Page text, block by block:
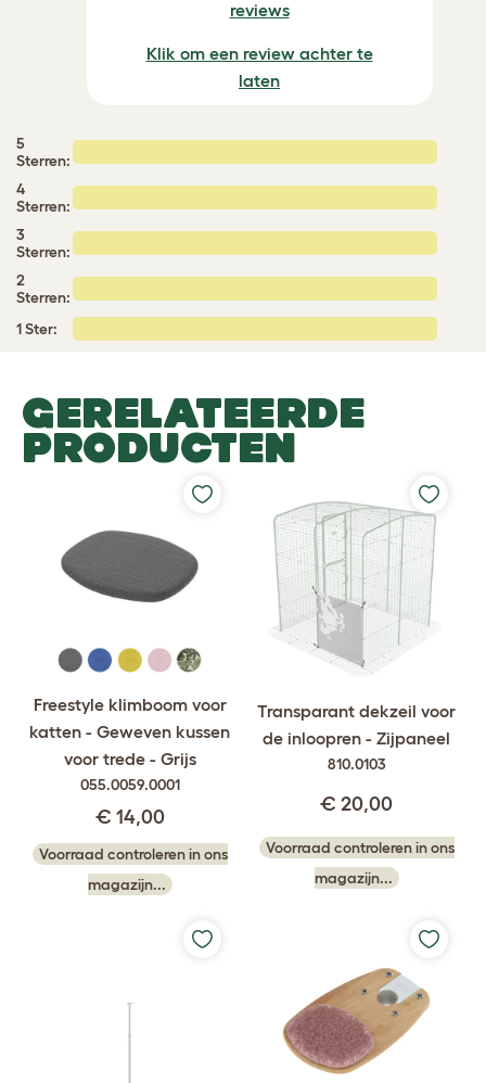
reviews
Klik om een review achter te
laten
5
Sterren:
4
Sterren:
3
Sterren:
2
Sterren:
1 Ster:
GERELATEERDE
PRODUCTEN
Freestyle klimboom voor
katten - Geweven kussen
voor trede - Grijs
055.0059.0001
€ 14,00
Voorraad controleren in ons
magazijn...
Transparant dekzeil voor
de inloopren - Zijpaneel
810.0103
€ 20,00
Voorraad controleren in ons
magazijn...